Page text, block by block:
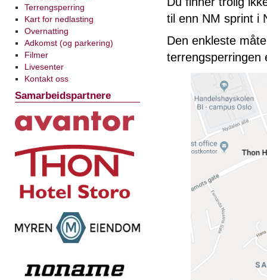
til enn NM sprint i
Den enkleste
terrengsperringen
Terrengsperring
Kart for nedlasting
Overnatting
Adkomst (og parkering)
Filmer
Livesenter
Kontakt oss
Samarbeidspartnere